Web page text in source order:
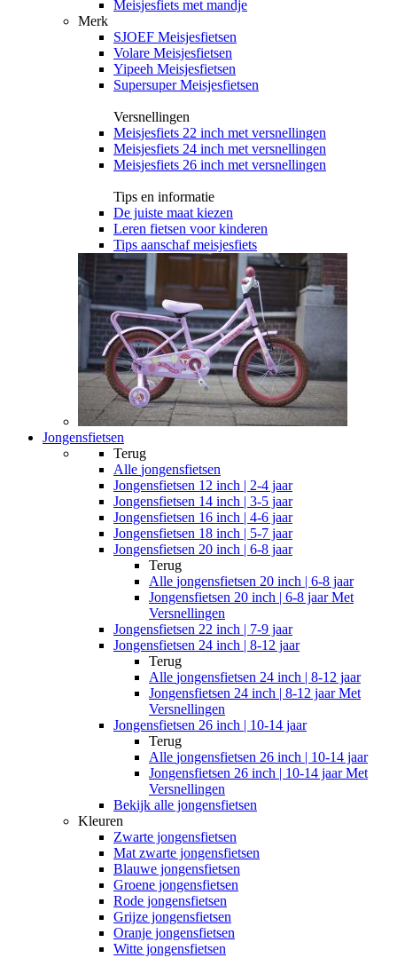
Meisjesfiets met mandje
Merk
SJOEF Meisjesfietsen
Volare Meisjesfietsen
Yipeeh Meisjesfietsen
Supersuper Meisjesfietsen
Versnellingen
Meisjesfiets 22 inch met versnellingen
Meisjesfiets 24 inch met versnellingen
Meisjesfiets 26 inch met versnellingen
Tips en informatie
De juiste maat kiezen
Leren fietsen voor kinderen
Tips aanschaf meisjesfiets
Jongensfietsen
Terug
Alle jongensfietsen
Jongensfietsen 12 inch | 2-4 jaar
Jongensfietsen 14 inch | 3-5 jaar
Jongensfietsen 16 inch | 4-6 jaar
Jongensfietsen 18 inch | 5-7 jaar
Jongensfietsen 20 inch | 6-8 jaar
Terug
Alle jongensfietsen 20 inch | 6-8 jaar
Jongensfietsen 20 inch | 6-8 jaar Met
Versnellingen
Jongensfietsen 22 inch | 7-9 jaar
Jongensfietsen 24 inch | 8-12 jaar
Terug
Alle jongensfietsen 24 inch | 8-12 jaar
Jongensfietsen 24 inch | 8-12 jaar Met
Versnellingen
Jongensfietsen 26 inch | 10-14 jaar
Terug
Alle jongensfietsen 26 inch | 10-14 jaar
Jongensfietsen 26 inch | 10-14 jaar Met
Versnellingen
Bekijk alle jongensfietsen
Kleuren
Zwarte jongensfietsen
Mat zwarte jongensfietsen
Blauwe jongensfietsen
Groene jongensfietsen
Rode jongensfietsen
Grijze jongensfietsen
Oranje jongensfietsen
Witte jongensfietsen